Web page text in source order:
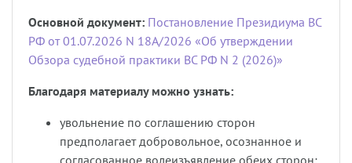
Основной документ: Постановление Президиума ВС
РФ от 01.07.2026 N 18А/2026 «Об утверждении
Обзора судебной практики ВС РФ N 2 (2026)»
Благодаря материалу можно узнать:
увольнение по соглашению сторон
предполагает добровольное, осознанное и